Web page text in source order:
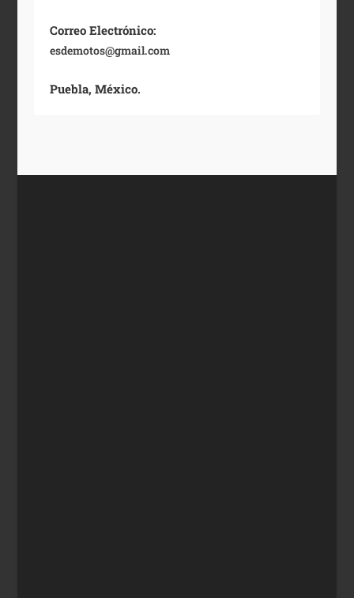
Correo Electrónico:
esdemotos@gmail.com
Puebla, México.